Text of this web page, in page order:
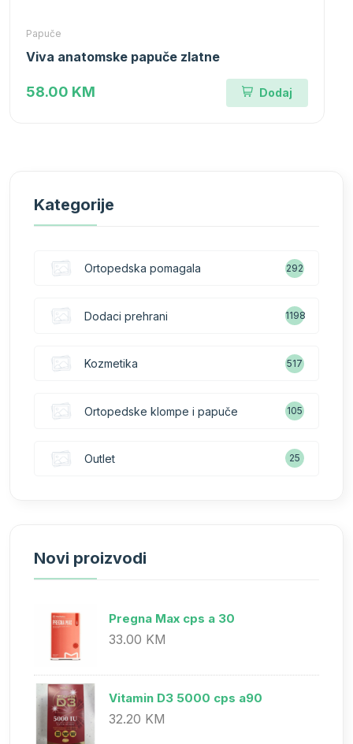
Papuče
Viva anatomske papuče zlatne
58.00 KM Dodaj
Kategorije
Ortopedska pomagala 292
Dodaci prehrani 1198
Kozmetika 517
Ortopedske klompe i papuče 105
Outlet 25
Novi proizvodi
Pregna Max cps a 30
33.00 KM
Vitamin D3 5000 cps a90
32.20 KM